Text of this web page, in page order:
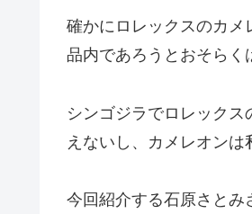
確かにロレックスのカメ
品内であろうとおそらく
シンゴジラでロレック
えないし、カメレオンは
今回紹介する石原さとみ